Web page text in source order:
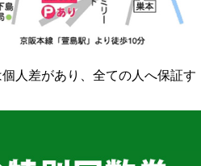
人差があり、全ての人へ保証す